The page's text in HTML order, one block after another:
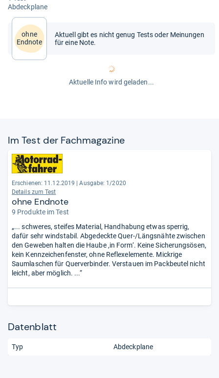
Abdeck­plane
ohne
Endnote
Aktuell gibt es nicht genug Tests oder Meinungen
für eine Note.
Aktuelle Info wird geladen...
Im Test der Fach­ma­ga­zine
Erschienen: 11.12.2019
Ausgabe: 1/2020
Details zum Test
ohne Endnote
9 Produkte im Test
„... schweres, steifes Material, Handhabung etwas sperrig,
dafür sehr windstabil. Abgedeckte Quer-/Längsnähte zwischen
den Geweben halten die Haube ‚in Form‘. Keine Sicherungsösen,
kein Kennzeichenfenster, ohne Reflexelemente. Mickrige
Saumlaschen für Querverbinder. Verstauen im Packbeutel nicht
leicht, aber möglich. ...“
Datenblatt
Typ Abdeckplane